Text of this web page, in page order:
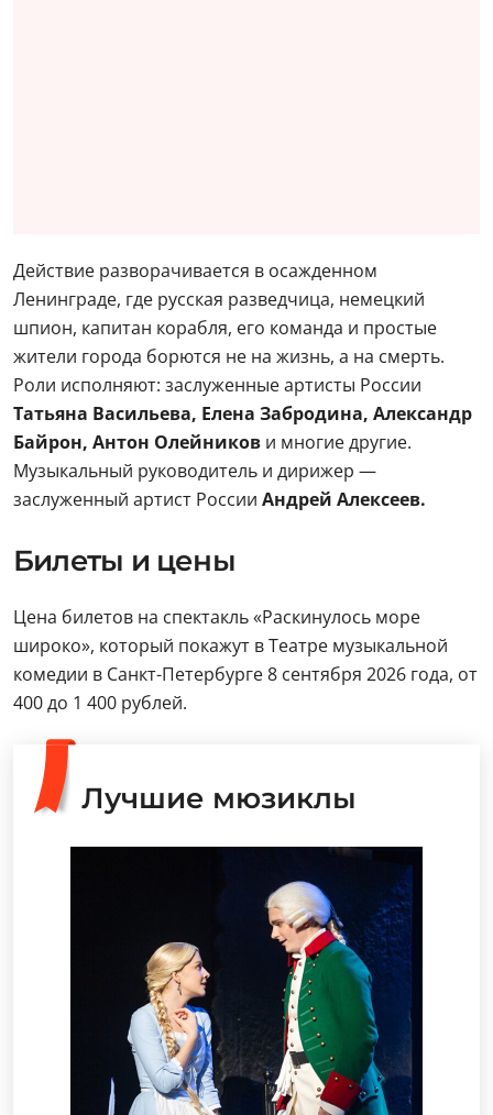
Действие разворачивается в осажденном
Ленинграде, где русская разведчица, немецкий
шпион, капитан корабля, его команда и простые
жители города борются не на жизнь, а на смерть.
Роли исполняют: заслуженные артисты России
Татьяна Васильева, Елена Забродина, Александр
Байрон, Антон Олейников и многие другие.
Музыкальный руководитель и дирижер —
заслуженный артист России Андрей Алексеев.
Билеты и цены
Цена билетов на спектакль «Раскинулось море
широко», который покажут в Театре музыкальной
комедии в Санкт-Петербурге 8 сентября 2026 года, от
400 до 1 400 рублей.
Лучшие мюзиклы